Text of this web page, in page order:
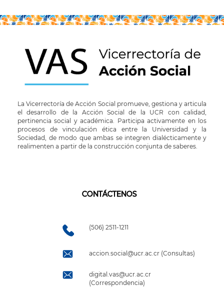
La Vicerrectoría de Acción Social promueve, gestiona y articula
el desarrollo de la Acción Social de la UCR con calidad,
pertinencia social y académica. Participa activamente en los
procesos de vinculación ética entre la Universidad y la
Sociedad, de modo que ambas se integren dialécticamente y
realimenten a partir de la construcción conjunta de saberes.
CONTÁCTENOS
(506) 2511-1211
accion.social@ucr.ac.cr (Consultas)
digital.vas@ucr.ac.cr
(Correspondencia)